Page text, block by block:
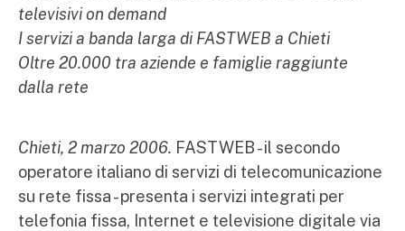
televisivi on demand
I servizi a banda larga di FASTWEB a Chieti
Oltre 20.000 tra aziende e famiglie raggiunte
dalla rete
Chieti, 2 marzo 2006. FASTWEB - il secondo
operatore italiano di servizi di telecomunicazione
su rete fissa - presenta i servizi integrati per
telefonia fissa, Internet e televisione digitale via